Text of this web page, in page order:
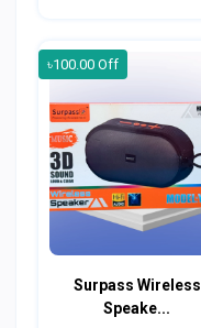
৳100.00 Off
Surpass Wireless
Speake...